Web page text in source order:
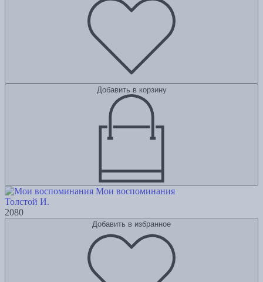
Добавить в корзину
Мои воспоминания
Толстой И.
2080
Добавить в избранное